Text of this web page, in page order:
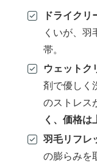
ドライクリ
くいが、羽
帯。
ウェットク
剤で優しく
のストレス
く、価格は
羽毛リフレ
の膨らみを